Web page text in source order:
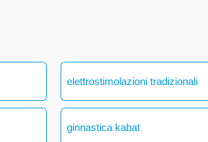
elettrostimolazioni tradizionali
ginnastica kabat